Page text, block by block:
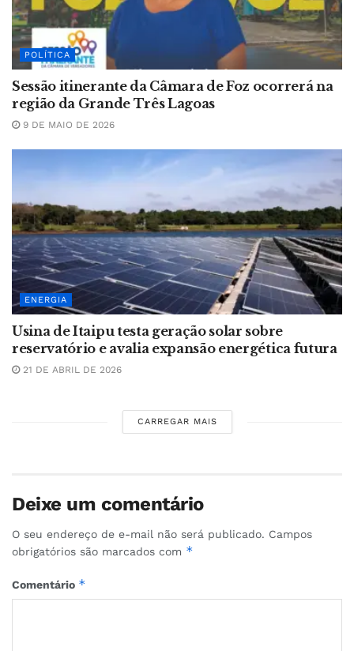
POLÍTICA
Sessão itinerante da Câmara de Foz ocorrerá na
região da Grande Três Lagoas
9 DE MAIO DE 2026
ENERGIA
Usina de Itaipu testa geração solar sobre
reservatório e avalia expansão energética futura
21 DE ABRIL DE 2026
CARREGAR MAIS
Deixe um comentário
O seu endereço de e-mail não será publicado. Campos
obrigatórios são marcados com *
Comentário *